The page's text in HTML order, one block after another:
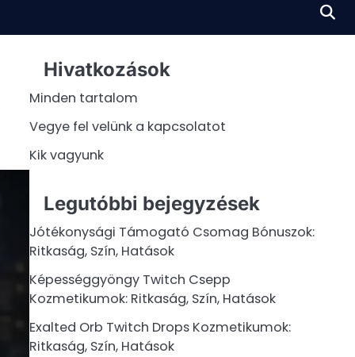
Hivatkozások
Minden tartalom
Vegye fel velünk a kapcsolatot
Kik vagyunk
Legutóbbi bejegyzések
Jótékonysági Támogató Csomag Bónuszok:
Ritkaság, Szín, Hatások
Képességgyöngy Twitch Csepp
Kozmetikumok: Ritkaság, Szín, Hatások
Exalted Orb Twitch Drops Kozmetikumok:
Ritkaság, Szín, Hatások